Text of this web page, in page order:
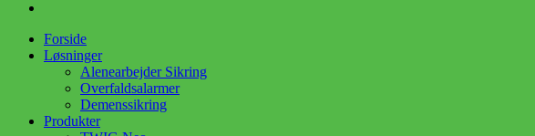
Forside
Løsninger
Alenearbejder Sikring
Overfaldsalarmer
Demenssikring
Produkter